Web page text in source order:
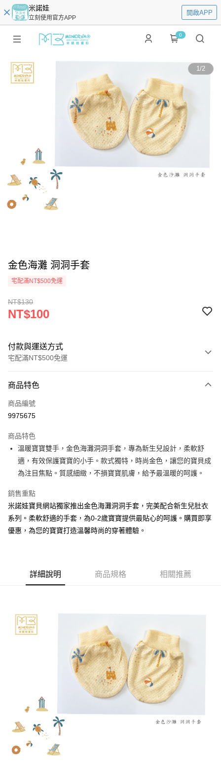
米諾娃
立刻使用官方APP
開啟APP
0
1/2
金色海灘 洞洞手套
宅配滿NT$500免運
NT$130
NT$100
付款與運送方式
宅配滿NT$500免運
信用卡一次付款
LINE Pay
街口支付
悠遊付
運送方式
宅配
每筆NT$80，滿NT$500(含以上)免運費
商品特色
商品編號
9975675
商品特色
溫暖寶寶雙手，金色海灘洞洞手套，專為新生兒設計，柔軟舒
適，有效保護寶寶的小手。款式獨特，時尚金色，讓您的寶貝成
為注目焦點。質感細緻，不損寶寶肌膚，給予最溫暖的呵護。
銷售重點
米諾娃寶貝網站獨家推出金色海灘洞洞手套，完美配合新生兒肚衣
系列。柔軟舒適的手套，為0-2歲寶寶提供最貼心的呵護。購買即享
優惠，為您的寶寶打造溫馨時尚的穿著體驗。
詳細說明 商品規格 相關推薦